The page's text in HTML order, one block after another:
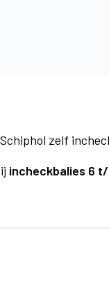
zelf
incheckbalies 6 t/